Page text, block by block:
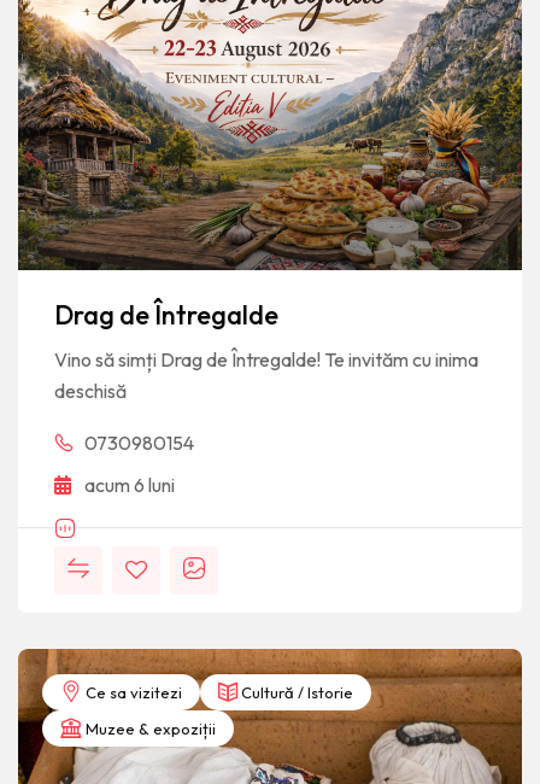
Drag de Întregalde
Vino să simți Drag de Întregalde! Te invităm cu inima
deschisă
0730980154
acum 6 luni
Ce sa vizitezi
Cultură / Istorie
Muzee & expoziții